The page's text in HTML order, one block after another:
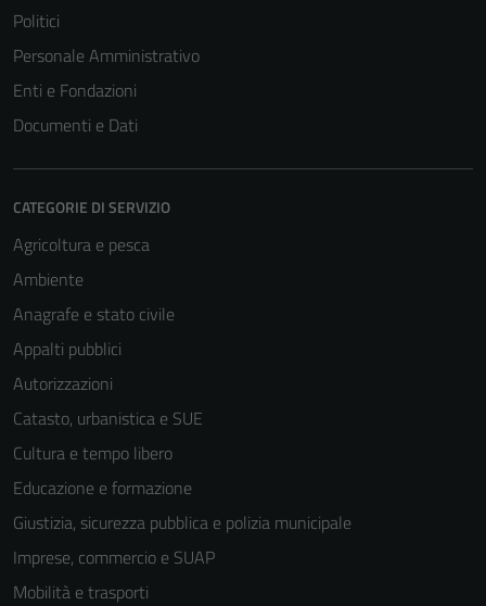
Politici
Personale Amministrativo
Enti e Fondazioni
Documenti e Dati
CATEGORIE DI SERVIZIO
Agricoltura e pesca
Ambiente
Anagrafe e stato civile
Appalti pubblici
Autorizzazioni
Catasto, urbanistica e SUE
Cultura e tempo libero
Educazione e formazione
Giustizia, sicurezza pubblica e polizia municipale
Imprese, commercio e SUAP
Mobilità e trasporti